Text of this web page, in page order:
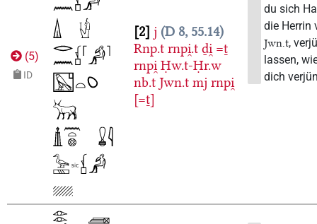
(5)
ID
2 j D 8, 55.14
Rnp.t rnpi̯.t ḏi̯ =ṯ
rnpi̯ Ḥw.t-Ḥr.w
nb.t Jwn.t mj rnpi̯
[=ṯ]
du sich
die Herrin
Jwn.t,
lassen,
dich